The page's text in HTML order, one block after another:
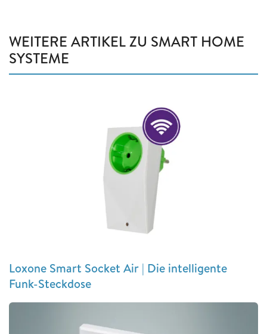
WEITERE ARTIKEL ZU SMART HOME
SYSTEME
Loxone Smart Socket Air | Die intelligente
Funk-Steckdose